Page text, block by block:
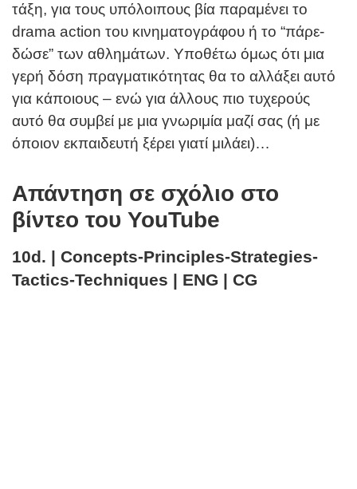
τάξη, για τους υπόλοιπους βία παραμένει το
drama action του κινηματογράφου ή το “πάρε-
δώσε” των αθλημάτων. Υποθέτω όμως ότι μια
γερή δόση πραγματικότητας θα το αλλάξει αυτό
για κάποιους – ενώ για άλλους πιο τυχερούς
αυτό θα συμβεί με μια γνωριμία μαζί σας (ή με
όποιον εκπαιδευτή ξέρει γιατί μιλάει)…
Απάντηση σε σχόλιο στο
βίντεο του YouTube
10d. | Concepts-Principles-Strategies-
Tactics-Techniques | ENG | CG